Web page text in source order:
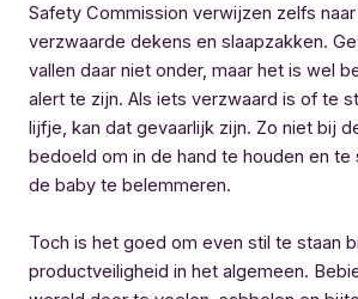
Safety Commission verwijzen zelfs
verzwaarde dekens en slaapzakken.
vallen daar niet onder, maar het is wel
alert te zijn. Als iets verzwaard is of te
lijfje, kan dat gevaarlijk zijn. Zo niet bij
bedoeld om in de hand te houden en te
de baby te belemmeren.
Toch is het goed om even stil te staan
productveiligheid in het algemeen.